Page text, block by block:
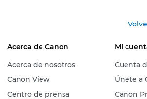
Acerca de Canon
Acerca de nosotros
Canon View
Centro de prensa
Mi
Cuenta
Únete a
Canon